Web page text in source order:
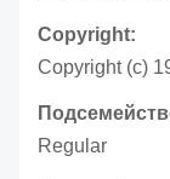
Copyright:
Copyright (c)
Regular